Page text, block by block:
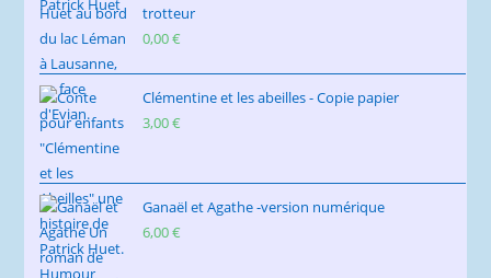
trotteur
0,00€
Clémentine et les abeilles - Copie papier
3,00€
Ganaël et Agathe -version numérique
6,00€